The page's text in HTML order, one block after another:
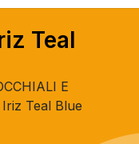
Teal
E
Teal Blue